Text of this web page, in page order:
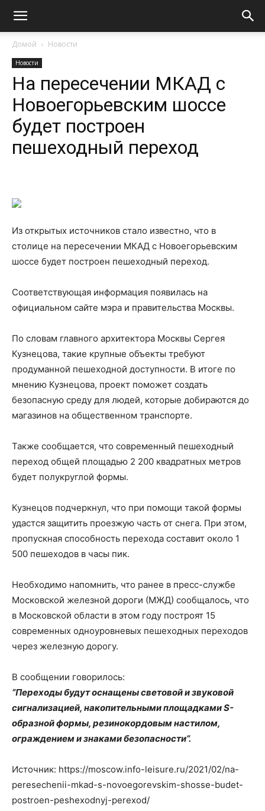
Домой Новости
Новости
На пересечении МКАД с
Новоегорьевским шоссе
будет построен
пешеходный переход
Из открытых источников стало известно, что в
столице на пересечении МКАД с Новоегорьевским
шоссе будет построен пешеходный переход.
Соответствующая информация появилась на
официальном сайте мэра и правительства Москвы.
По словам главного архитектора Москвы Сергея
Кузнецова, такие крупные объекты требуют
продуманной пешеходной доступности. В итоге по
мнению Кузнецова, проект поможет создать
безопасную среду для людей, которые добираются до
магазинов на общественном транспорте.
Также сообщается, что современный пешеходный
переход общей площадью 2 200 квадратных метров
будет полукруглой формы.
Кузнецов подчеркнул, что при помощи такой формы
удастся защитить проезжую часть от снега. При этом,
пропускная способность перехода составит около 1
500 пешеходов в часы пик.
Необходимо напомнить, что ранее в пресс-службе
Московской железной дороги (МЖД) сообщалось, что
в Московской области в этом году построят 15
современных одноуровневых пешеходных переходов
через железную дорогу.
В сообщении говорилось:
“Переходы будут оснащены световой и звуковой
сигнализацией, накопительными площадками S-
образной формы, резинокордовым настилом,
ограждением и знаками безопасности”.
Источник: https://moscow.info-leisure.ru/2021/02/na-
peresechenii-mkad-s-novoegorevskim-shosse-budet-
postroen-peshexodnyj-perexod/